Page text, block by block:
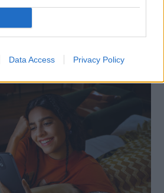
Data Access Privacy Policy
NON SOLO: TECNOGAZZETTA
E INTRATTENIMENTO